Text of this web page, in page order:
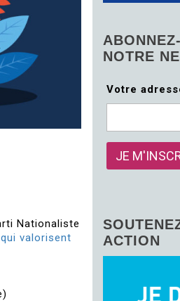
Nationaliste
valorisent
NOTRE
Votre
ACTION